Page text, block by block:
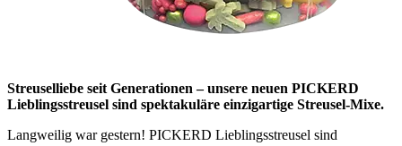
Streuselliebe seit Generationen – unsere neuen PICKERD
Lieblingsstreusel sind spektakuläre einzigartige Streusel-Mixe.
Langweilig war gestern! PICKERD Lieblingsstreusel sind